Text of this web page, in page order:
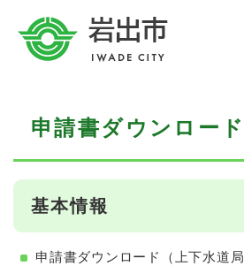
申請書ダウンロード
基本情報
申請書ダウンロード（上下水道局